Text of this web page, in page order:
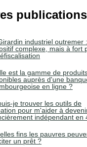
industriel outremer
complexe, mais à fort
est la gamme de
auprès d'une
en ligne ?
je trouver les outils de
pour m'aider à
indépendant en
fins les pauvres
un prêt ?